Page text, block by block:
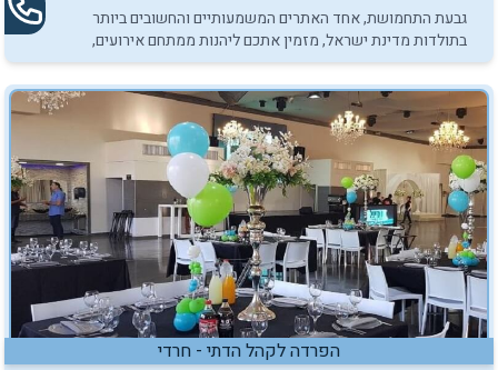
גבעת התחמושת, אחד האתרים המשמעותיים והחשובים ביותר
בתולדות מדינת ישראל, מזמין אתכם ליהנות ממתחם אירועים,
מורשת ומתחם אתגרי לאירוח מסיבות ואירועי בר/בת מצווה.
הפרדה לקהל הדתי - חרדי